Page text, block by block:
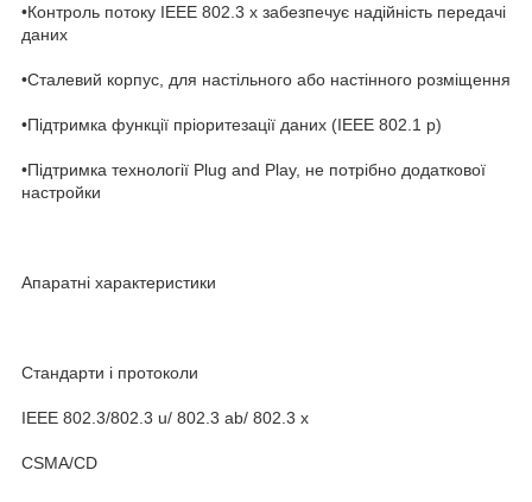
•Контроль потоку IEEE 802.3 x забезпечує надійність передачі
даних
•Сталевий корпус, для настільного або настінного розміщення
•Підтримка функції пріоритезації даних (IEEE 802.1 p)
•Підтримка технології Plug and Play, не потрібно додаткової
настройки
Апаратні характеристики
Стандарти і протоколи
IEEE 802.3/802.3 u/ 802.3 ab/ 802.3 x
CSMA/CD